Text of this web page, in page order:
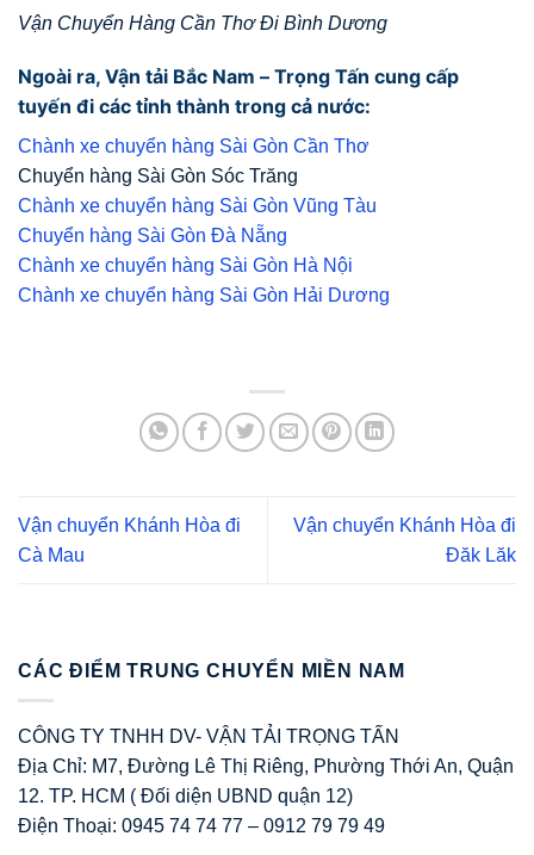
Vận Chuyển Hàng Cần Thơ Đi Bình Dương
Ngoài ra, Vận tải Bắc Nam – Trọng Tấn cung cấp
tuyến đi các tỉnh thành trong cả nước:
Chành xe chuyển hàng Sài Gòn Cần Thơ
Chuyển hàng Sài Gòn Sóc Trăng
Chành xe chuyển hàng Sài Gòn Vũng Tàu
Chuyển hàng Sài Gòn Đà Nẵng
Chành xe chuyển hàng Sài Gòn Hà Nội
Chành xe chuyển hàng Sài Gòn Hải Dương
Vận chuyển Khánh Hòa đi
Cà Mau
Vận chuyển Khánh Hòa đi
Đăk Lăk
CÁC ĐIỂM TRUNG CHUYỂN MIỀN NAM
CÔNG TY TNHH DV- VẬN TẢI TRỌNG TẤN
Địa Chỉ: M7, Đường Lê Thị Riêng, Phường Thới An, Quận
12. TP. HCM ( Đối diện UBND quận 12)
Điện Thoại: 0945 74 74 77 – 0912 79 79 49